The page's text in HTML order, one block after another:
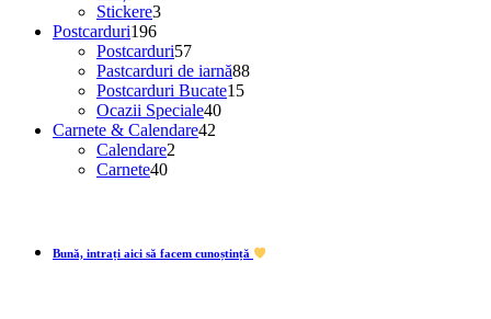
produse
Stickere33
Postcarduri196196
de
produse
Postcarduri5757
de
produse
Pastcarduri de iarnă8888
Postcarduri Bucate1515
Ocazii Speciale4040
Carnete & Calendare42
Calendare2
Carnete4040
Bună, intrați aici să facem cunoștință